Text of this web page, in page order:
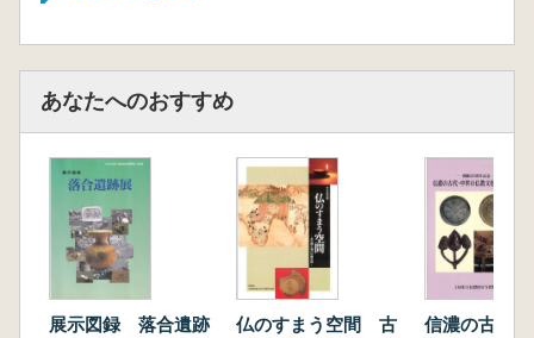
あなたへのおすすめ
展示図録 落合遺跡
仏のすまう空間 古
信濃の古代